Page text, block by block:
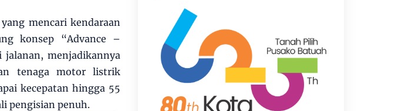
mencari kendaraan
konsep “Advance –
menjadikannya
tenaga motor listrik
kecepatan hingga 55
pengisian penuh.